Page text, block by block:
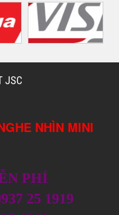
JSC
NHÌN MINI
PHÍ
25 1919